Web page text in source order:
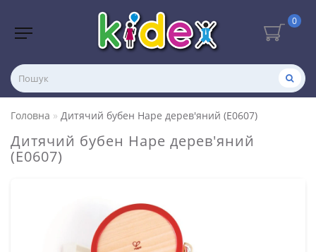
0
Головна Дитячий бубен Hape дерев'яний (E0607)
Дитячий бубен Hape дерев'яний
(E0607)